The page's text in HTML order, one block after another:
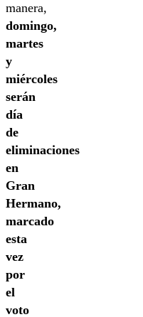
manera,
domingo,
martes
y
miércoles
serán
día
de
eliminaciones
en
Gran
Hermano,
marcado
esta
vez
por
el
voto